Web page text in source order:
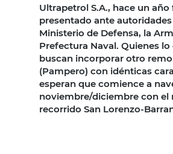
Ultrapetrol S.A., hace un año
presentado ante
Ministerio de Defensa, la
Prefectura Naval. Quienes
buscan incorporar otro
(Pampero) con idénticas
esperan que comience a
noviembre/diciembre con el
recorrido San Lorenzo-